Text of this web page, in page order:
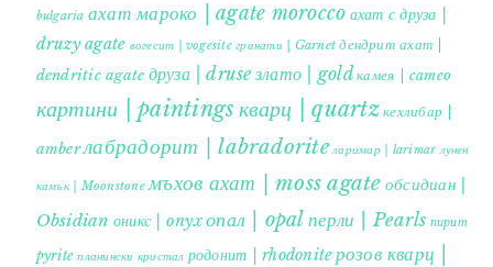
bulgaria ахат мароко | agate morocco ахат с друза |
druzy agate вогесит | vogesite гранати | Garnet дендрит ахат |
dendritic agate друза | druse злато | gold камея | cameo
картини | paintings кварц | quartzкехлибар |
amberлабрадорит | labradorite ларимар | larimar лунен
камък | Moonstone мъхов ахат | moss agate обсидиан |
Obsidian оникс | onyxопал | opal перли | Pearls пирит |
pyrite планински кристал родонит | rhodonite розов кварц |